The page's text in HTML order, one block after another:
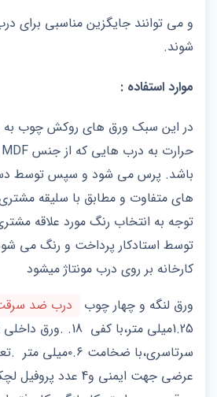
و می توانند جایگزین مناسبی برای
شوند.
موارد استفاده :
در این سبک ورق های روکش چوب به
های متفاوت و مطابق با سلیقه مشتری
توجه به انتخاب رنگ مورد علاقه
توسط استادکار پرداخت و رنگ می
کارخانه بر روی درب مونتاژ میشود
ورق لنگه و چهار چوب
درب ضد
1.25میلی متر،با کفی
عرضی جهت ایمنی و4